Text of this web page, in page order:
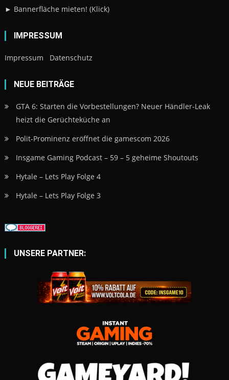
► Bannerfläche mieten! (Klick)
IMPRESSUM
Impressum Datenschutz
NEUE BEITRÄGE
GTA 6: Starten die Vorbestellungen? Neuer Händler-Leak
heizt die Gerüchteküche an
Polit-Prominenz eröffnet die gamescom 2026
Insgame Gaming Podcast – 59 – 5 geheime Shoutouts
Hytale – Lets Play Folge 4
Hytale – Lets Play Folge 3
UNSERE PARTNER: